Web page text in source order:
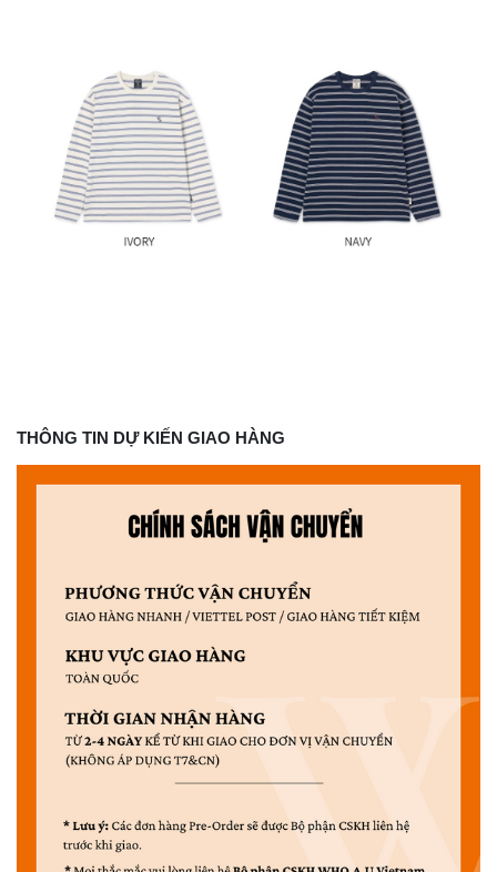
THÔNG TIN DỰ KIẾN GIAO HÀNG